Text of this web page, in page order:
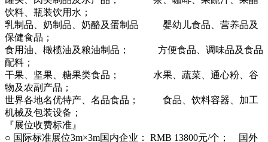
饮料、瓶装饮用水；
乳制品、奶制品、奶酪及蛋制品 婴幼儿食品、营养品及
保健食品；
食用油、橄榄油及粮油制品； 方便食品、调味品及食品
配料；
干果、坚果、糖果类食品； 水果、蔬菜、通心粉、谷
物及农副产品；
世界各地名优特产、名品食品； 食品、饮料容器、加工
机械及包装设备；
『展位收费标准』
○ 国际标准展位3m×3m国内企业： RMB 13800元/个； 国外